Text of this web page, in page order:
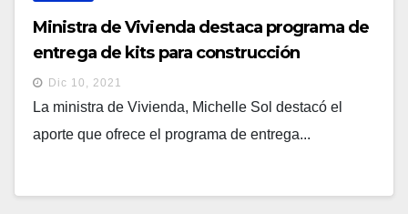
Ministra de Vivienda destaca programa de
entrega de kits para construcción
Dic 10, 2021
La ministra de Vivienda, Michelle Sol destacó el
aporte que ofrece el programa de entrega...